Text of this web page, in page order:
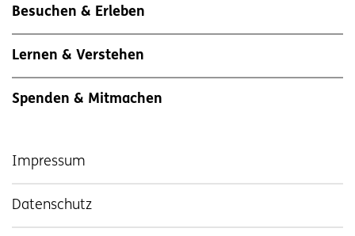
Besuchen & Erleben
Lernen & Verstehen
Spenden & Mitmachen
Impressum
Datenschutz